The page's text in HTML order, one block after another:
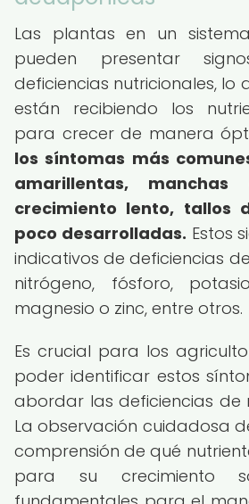
Las plantas en un
pueden presentar
deficiencias nutricionales, lo
están recibiendo los
para crecer de manera
los síntomas más
amarillentas,
crecimiento lento, tallos
poco desarrolladas. Estos
indicativos de deficiencias
nitrógeno, fósforo,
magnesio o zinc, entre otros.
Es crucial para los
poder identificar estos
abordar las deficiencias de
La observación cuidadosa
comprensión de qué
para su crecimiento